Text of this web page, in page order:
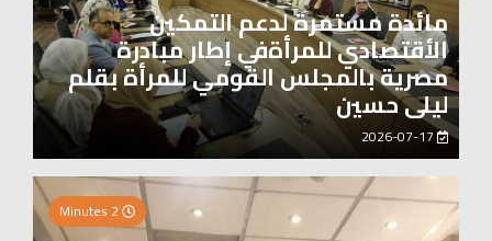
مائدة مستمرة لدعم التمكين
الأقتصادي للمرأةفي إطار مبادرة
مصرية بالمجلس القومي للمرأة بقلم
ليلى حسين
2026-07-17